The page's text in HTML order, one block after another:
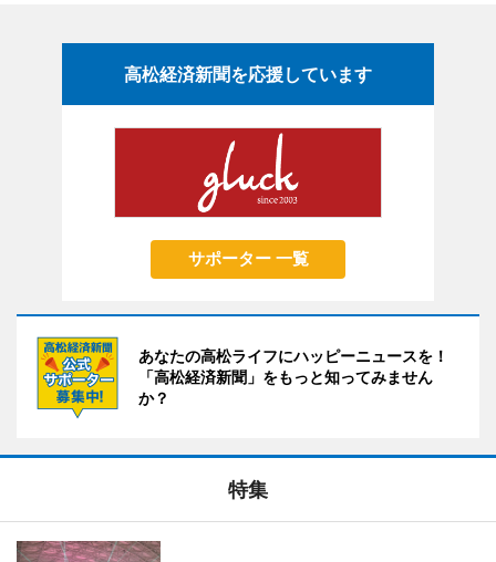
高松経済新聞を応援しています
サポーター 一覧
あなたの高松ライフにハッピーニュースを！
「高松経済新聞」をもっと知ってみません
か？
特集